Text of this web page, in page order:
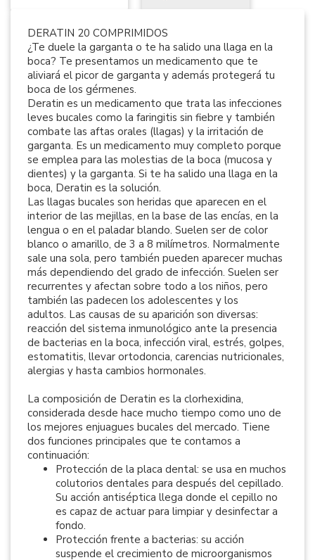
DERATIN 20 COMPRIMIDOS
¿Te duele la garganta o te ha salido una llaga en la
boca? Te presentamos un medicamento que te
aliviará el picor de garganta y además protegerá tu
boca de los gérmenes.
Deratin es un medicamento que trata las infecciones
leves bucales como la faringitis sin fiebre y también
combate las aftas orales (llagas) y la irritación de
garganta. Es un medicamento muy completo porque
se emplea para las molestias de la boca (mucosa y
dientes) y la garganta. Si te ha salido una llaga en la
boca, Deratin es la solución.
Las llagas bucales son heridas que aparecen en el
interior de las mejillas, en la base de las encías, en la
lengua o en el paladar blando. Suelen ser de color
blanco o amarillo, de 3 a 8 milímetros. Normalmente
sale una sola, pero también pueden aparecer muchas
más dependiendo del grado de infección. Suelen ser
recurrentes y afectan sobre todo a los niños, pero
también las padecen los adolescentes y los
adultos. Las causas de su aparición son diversas:
reacción del sistema inmunológico ante la presencia
de bacterias en la boca, infección viral, estrés, golpes,
estomatitis, llevar ortodoncia, carencias nutricionales,
alergias y hasta cambios hormonales.
La composición de Deratin es la clorhexidina,
considerada desde hace mucho tiempo como uno de
los mejores enjuagues bucales del mercado. Tiene
dos funciones principales que te contamos a
continuación:
Protección de la placa dental: se usa en muchos
colutorios dentales para después del cepillado.
Su acción antiséptica llega donde el cepillo no
es capaz de actuar para limpiar y desinfectar a
fondo.
Protección frente a bacterias: su acción
suspende el crecimiento de microorganismos